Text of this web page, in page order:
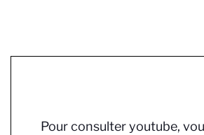
Pour consulter youtube,